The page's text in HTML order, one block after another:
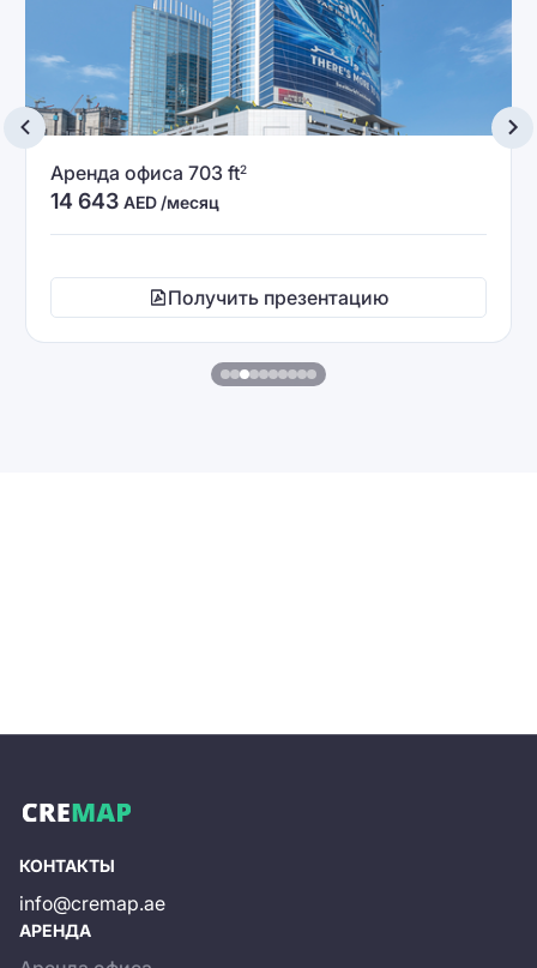
Аренда офиса 703 ft2
14 643 AED /месяц
Получить презентацию
КОНТАКТЫ
info@cremap.ae
АРЕНДА